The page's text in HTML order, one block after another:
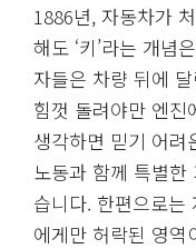
1886년, 자동차가
해도 ‘키’라는 개념
자들은 차량 뒤에
힘껏 돌려야만 엔진
생각하면 믿기 어려
노동과 함께 특별한
습니다. 한편으로는
에게만 허락된 영역